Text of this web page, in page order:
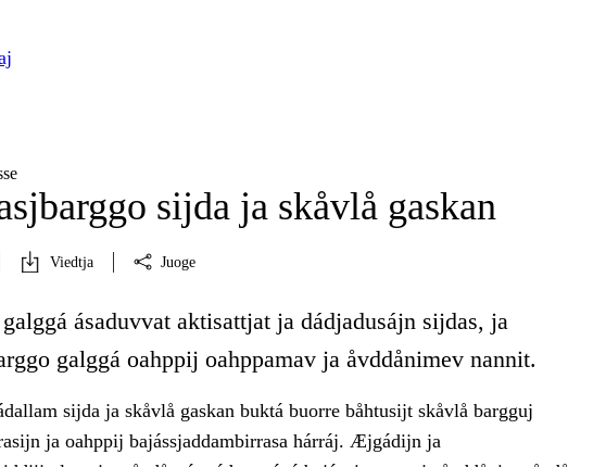
sijda ja skåvlå gaskan
Viedtja Juoge
ásaduvvat aktisattjat ja dádjadusájn sijdas, ja
galggá oahppij oahppamav ja åvddånimev nannit.
sijda ja skåvlå gaskan buktá buorre båhtusijt skåvlå bargguj
ja oahppij bajássjaddambirrasa hárráj. Æjgádijn ja